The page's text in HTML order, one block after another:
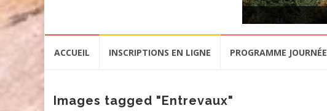
ACCUEIL INSCRIPTIONS EN LIGNE PROGRAMME JOURNÉE
Images tagged "Entrevaux"